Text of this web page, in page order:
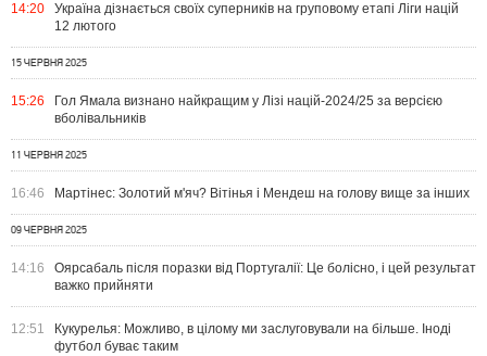
14:20
Україна дізнається своїх суперників на груповому етапі Ліги націй
12 лютого
15 ЧЕРВНЯ 2025
15:26
Гол Ямала визнано найкращим у Лізі націй-2024/25 за версією
вболівальників
11 ЧЕРВНЯ 2025
16:46 Мартінес: Золотий м'яч? Вітінья і Мендеш на голову вище за інших
09 ЧЕРВНЯ 2025
14:16
Оярсабаль після поразки від Португалії: Це болісно, ​​і цей результат
важко прийняти
12:51
Кукурелья: Можливо, в цілому ми заслуговували на більше. Іноді
футбол буває таким